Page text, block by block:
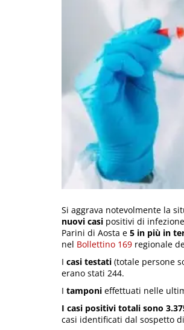
Si aggrava notevolmente la
nuovi casi positivi di
Parini di Aosta e 5 in più in
nel Bollettino 169 regionale
I casi testati (totale persone
erano stati 244.
I tamponi effettuati nelle
I casi positivi totali sono
casi identificati dal sospetto